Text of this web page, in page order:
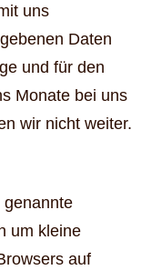
uns
Daten
und für den
Monate bei uns
wir nicht weiter.
genannte
um kleine
auf